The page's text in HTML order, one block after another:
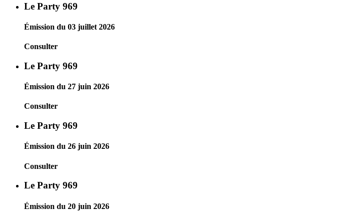
Le Party 969
Émission du 03 juillet 2026
Consulter
Le Party 969
Émission du 27 juin 2026
Consulter
Le Party 969
Émission du 26 juin 2026
Consulter
Le Party 969
Émission du 20 juin 2026